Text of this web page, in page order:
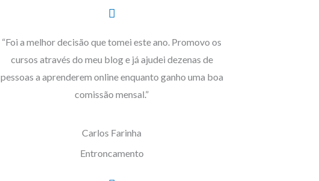
“Foi a melhor decisão que tomei este ano. Promovo os
cursos através do meu blog e já ajudei dezenas de
pessoas a aprenderem online enquanto ganho uma boa
comissão mensal.”
Carlos Farinha
Entroncamento